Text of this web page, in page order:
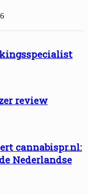
review
cannabispr.nl:
Nederlandse